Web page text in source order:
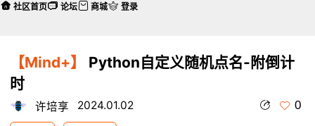
【Mind+】
Python自定义随机点名-附倒计
时
许培享 2024.01.02 0
社区首页 论坛 商城 登录